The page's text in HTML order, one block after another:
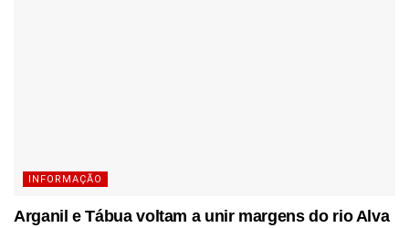
INFORMAÇÃO
Arganil e Tábua voltam a unir margens do rio Alva